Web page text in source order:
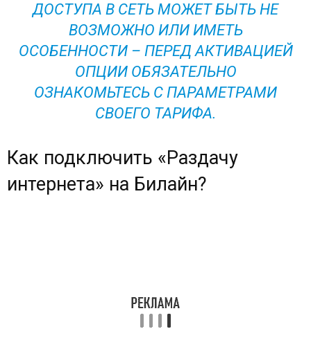
ДОСТУПА В СЕТЬ МОЖЕТ БЫТЬ НЕ
ВОЗМОЖНО ИЛИ ИМЕТЬ
ОСОБЕННОСТИ – ПЕРЕД АКТИВАЦИЕЙ
ОПЦИИ ОБЯЗАТЕЛЬНО
ОЗНАКОМЬТЕСЬ С ПАРАМЕТРАМИ
СВОЕГО ТАРИФА.
Как подключить «Раздачу
интернета» на Билайн?